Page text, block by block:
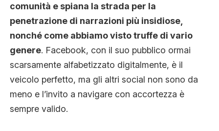
comunità e spiana la strada per la
penetrazione di narrazioni più insidiose,
nonché come abbiamo visto truffe di vario
genere. Facebook, con il suo pubblico ormai
scarsamente alfabetizzato digitalmente, è il
veicolo perfetto, ma gli altri social non sono da
meno e l’invito a navigare con accortezza è
sempre valido.